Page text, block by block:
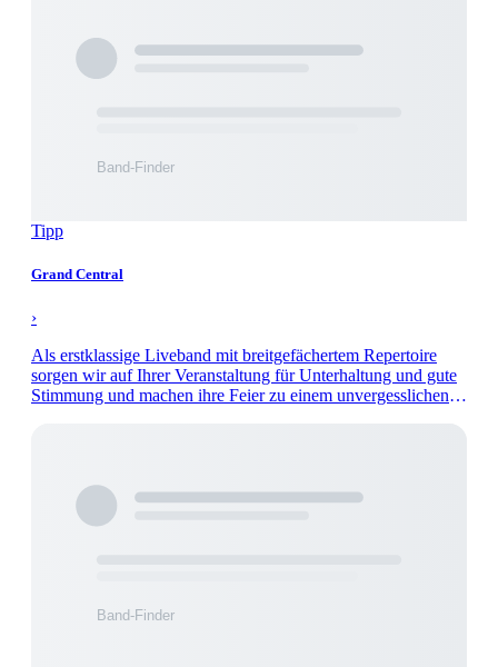
Tipp
Grand Central
›
Als erstklassige Liveband mit breitgefächertem Repertoire
sorgen wir auf Ihrer Veranstaltung für Unterhaltung und gute
Stimmung und machen ihre Feier zu einem unvergesslichen